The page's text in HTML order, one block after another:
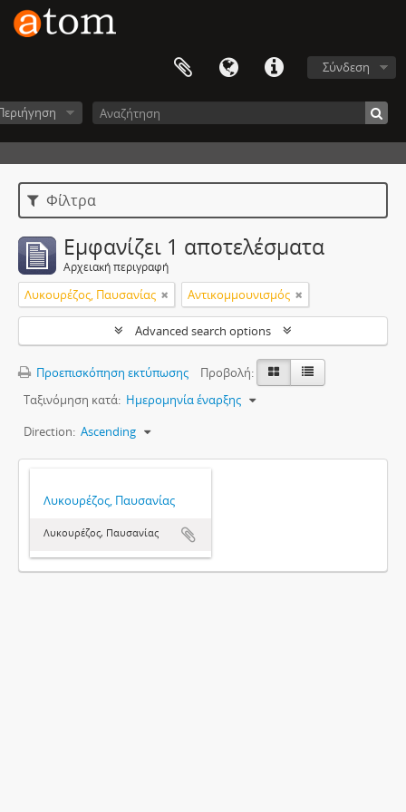
Σύνδεση
Φίλτρα
Εμφανίζει 1 αποτελέσματα
Αρχειακή περιγραφή
Λυκουρέζος, Παυσανίας Αντικομμουνισμός
Advanced search options
Προεπισκόπηση εκτύπωσης
Προβολή:
Ταξινόμηση κατά: Ημερομηνία έναρξης
Direction: Ascending
Λυκουρέζος, Παυσανίας
Λυκουρέζος, Παυσανίας